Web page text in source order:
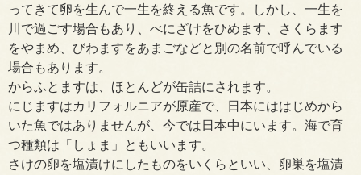
ってきて卵を生んで一生を終える魚です。しかし、一生を
川で過ごす場合もあり、べにざけをひめます、さくらます
をやまめ、びわますをあまごなどと別の名前で呼んでいる
場合もあります。
からふとますは、ほとんどが缶詰にされます。
にじますはカリフォルニアが原産で、日本にははじめから
いた魚ではありませんが、今では日本中にいます。海で育
つ種類は「しょま」ともいいます。
さけの卵を塩漬けにしたものをいくらといい、卵巣を塩漬